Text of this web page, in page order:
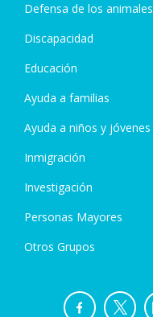
Defensa de los animales
Discapacidad
Educación
Ayuda a familias
Ayuda a niños y jóvenes
Inmigración
Investigación
Personas Mayores
Otros Grupos